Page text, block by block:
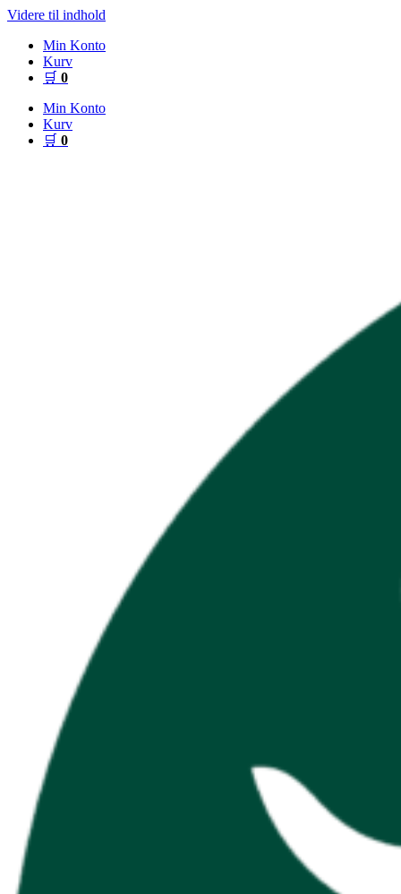
Videre til indhold
Min Konto
Kurv
🛒 0
Min Konto
Kurv
🛒 0